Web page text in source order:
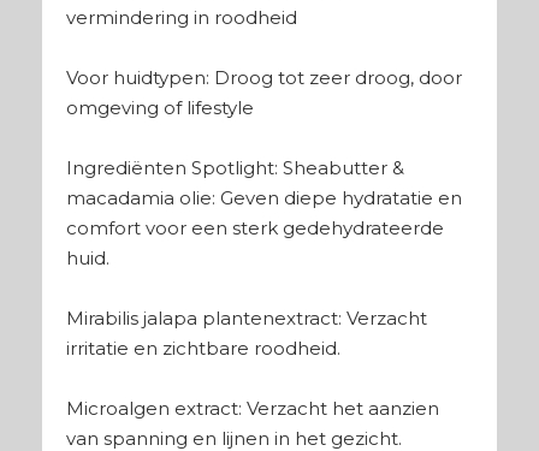
vermindering in roodheid
Voor huidtypen: Droog tot zeer droog, door
omgeving of lifestyle
Ingrediënten Spotlight: Sheabutter &
macadamia olie: Geven diepe hydratatie en
comfort voor een sterk gedehydrateerde
huid.
Mirabilis jalapa plantenextract: Verzacht
irritatie en zichtbare roodheid.
Microalgen extract: Verzacht het aanzien
van spanning en lijnen in het gezicht.